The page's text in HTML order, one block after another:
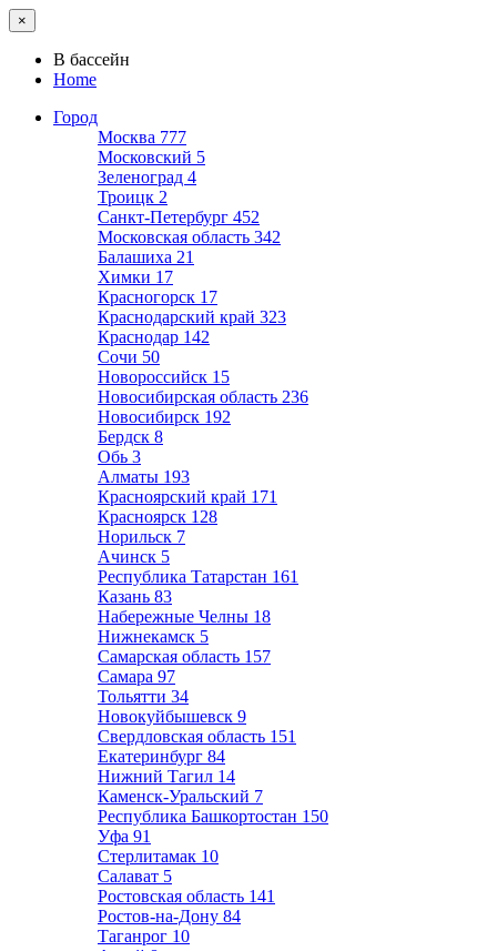
×
В бассейн
Home
Город
Москва 777
Московский 5
Зеленоград 4
Троицк 2
Санкт-Петербург 452
Московская область 342
Балашиха 21
Химки 17
Красногорск 17
Краснодарский край 323
Краснодар 142
Сочи 50
Новороссийск 15
Новосибирская область 236
Новосибирск 192
Бердск 8
Обь 3
Алматы 193
Красноярский край 171
Красноярск 128
Норильск 7
Ачинск 5
Республика Татарстан 161
Казань 83
Набережные Челны 18
Нижнекамск 5
Самарская область 157
Самара 97
Тольятти 34
Новокуйбышевск 9
Свердловская область 151
Екатеринбург 84
Нижний Тагил 14
Каменск-Уральский 7
Республика Башкортостан 150
Уфа 91
Стерлитамак 10
Салават 5
Ростовская область 141
Ростов-на-Дону 84
Таганрог 10